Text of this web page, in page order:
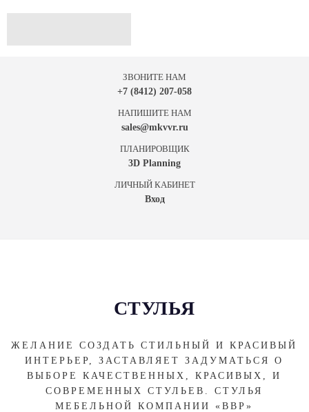
ЗВОНИТЕ НАМ
+7 (8412) 207-058
НАПИШИТЕ НАМ
sales@mkvvr.ru
ПЛАНИРОВЩИК
3D Planning
ЛИЧНЫЙ КАБИНЕТ
Вход
СТУЛЬЯ
ЖЕЛАНИЕ СОЗДАТЬ СТИЛЬНЫЙ И КРАСИВЫЙ
ИНТЕРЬЕР, ЗАСТАВЛЯЕТ ЗАДУМАТЬСЯ О
ВЫБОРЕ КАЧЕСТВЕННЫХ, КРАСИВЫХ, И
СОВРЕМЕННЫХ СТУЛЬЕВ. СТУЛЬЯ
МЕБЕЛЬНОЙ КОМПАНИИ «ВВР»